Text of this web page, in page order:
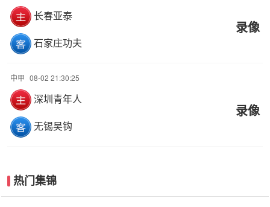
长春亚泰
石家庄功夫
录像
中甲 08-02 21:30:25
深圳青年人
无锡吴钩
录像
热门集锦